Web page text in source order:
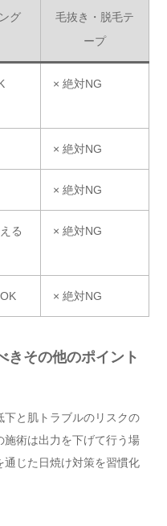
グ
毛抜き・脱毛テ
ープ
× 絶対NG
× 絶対NG
× 絶対NG
る × 絶対NG
× 絶対NG
きその他のポイント
と肌トラブルのリスクの
施術は出力を下げて行う場
じた日焼け対策を習慣化